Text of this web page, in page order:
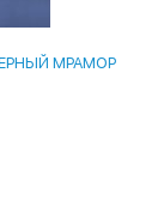
МРАМОР